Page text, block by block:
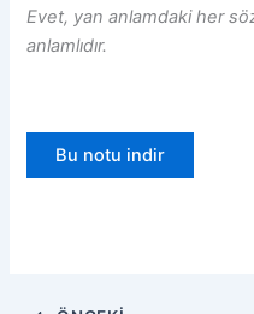
Evet, yan anlamdaki her
anlamlıdır.
Bu notu indir